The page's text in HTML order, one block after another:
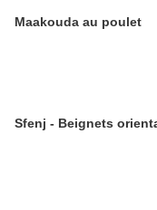
Maakouda au poulet
Sfenj - Beignets